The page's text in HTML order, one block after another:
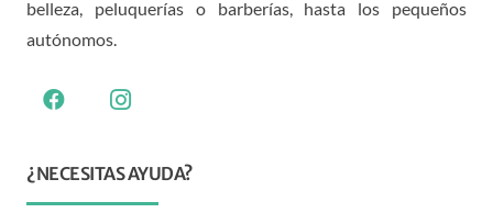
belleza, peluquerías o barberías, hasta los pequeños
autónomos.
¿NECESITAS AYUDA?